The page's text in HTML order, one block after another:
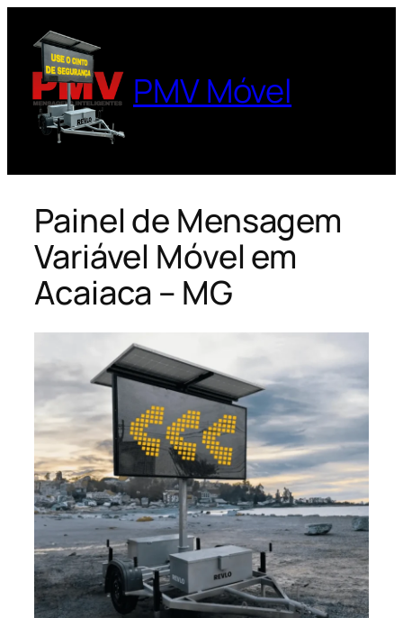
para
conteúdo
PMV Móvel
Painel de Mensagem
Variável Móvel em
Acaiaca – MG